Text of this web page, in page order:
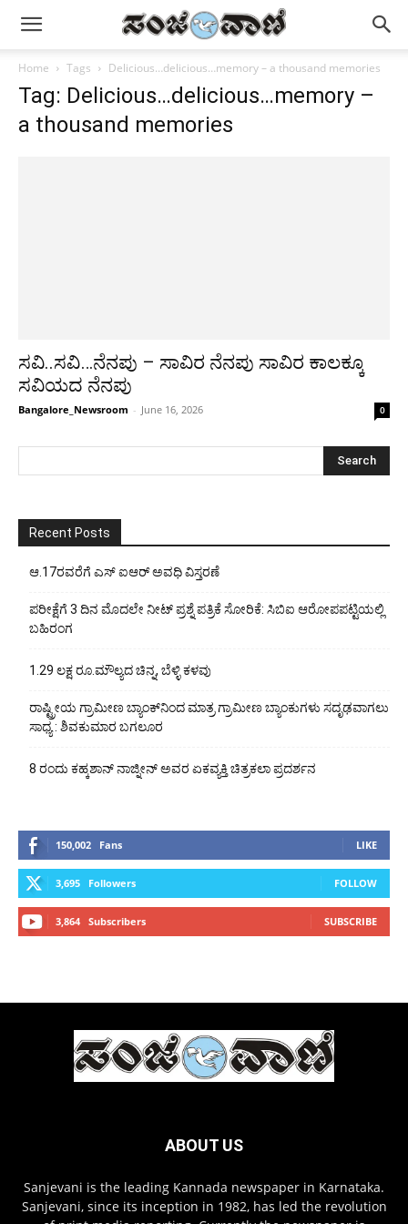
Home Tags Delicious…delicious…memory – a thousand memories
Tag: Delicious…delicious…memory –
a thousand memories
ಸವಿ..ಸವಿ…ನೆನಪು – ಸಾವಿರ ನೆನಪು ಸಾವಿರ ಕಾಲಕ್ಕೂ
ಸವಿಯದ ನೆನಪು
Bangalore_Newsroom - June 16, 2026 0
Recent Posts
ಆ.17ರವರೆಗೆ ಎಸ್ ಐಆರ್ ಅವಧಿ ವಿಸ್ತರಣೆ
ಪರೀಕ್ಷೆಗೆ 3 ದಿನ ಮೊದಲೇ ನೀಟ್ ಪ್ರಶ್ನೆ ಪತ್ರಿಕೆ ಸೋರಿಕೆ: ಸಿಬಿಐ ಆರೋಪಪಟ್ಟಿಯಲ್ಲಿ
ಬಹಿರಂಗ
1.29 ಲಕ್ಷ ರೂ.ಮೌಲ್ಯದ ಚಿನ್ನ, ಬೆಳ್ಳಿ ಕಳವು
ರಾಷ್ಟ್ರೀಯ ಗ್ರಾಮೀಣ ಬ್ಯಾಂಕ್‍ನಿಂದ ಮಾತ್ರ ಗ್ರಾಮೀಣ ಬ್ಯಾಂಕುಗಳು ಸದೃಢವಾಗಲು
ಸಾಧ್ಯ : ಶಿವಕುಮಾರ ಬಗಲೂರ
8 ರಂದು ಕಹ್ಕಶಾನ್ ನಾಜ್ನೀನ್ ಅವರ ಏಕವ್ಯಕ್ತಿ ಚಿತ್ರಕಲಾ ಪ್ರದರ್ಶನ
150,002 Fans LIKE
3,695 Followers FOLLOW
3,864 Subscribers SUBSCRIBE
ABOUT US
Sanjevani is the leading Kannada newspaper in Karnataka.
Sanjevani, since its inception in 1982, has led the revolution